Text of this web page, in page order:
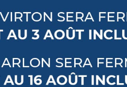
Elégance et
Paffoni définit
profil sobre
du détail va de
pour un design